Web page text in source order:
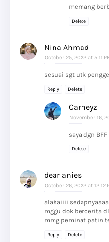
memang
Delete
Nina Ahmad
October 25, 2022 at 5:11
sesuai sgt utk
Reply Delete
Carneyz
November 16,
saya dgn
Delete
dear anies
October 26, 2022 at 12:12
alahaiiii
mggu dok bercerita
mmg peminat patin
Reply Delete